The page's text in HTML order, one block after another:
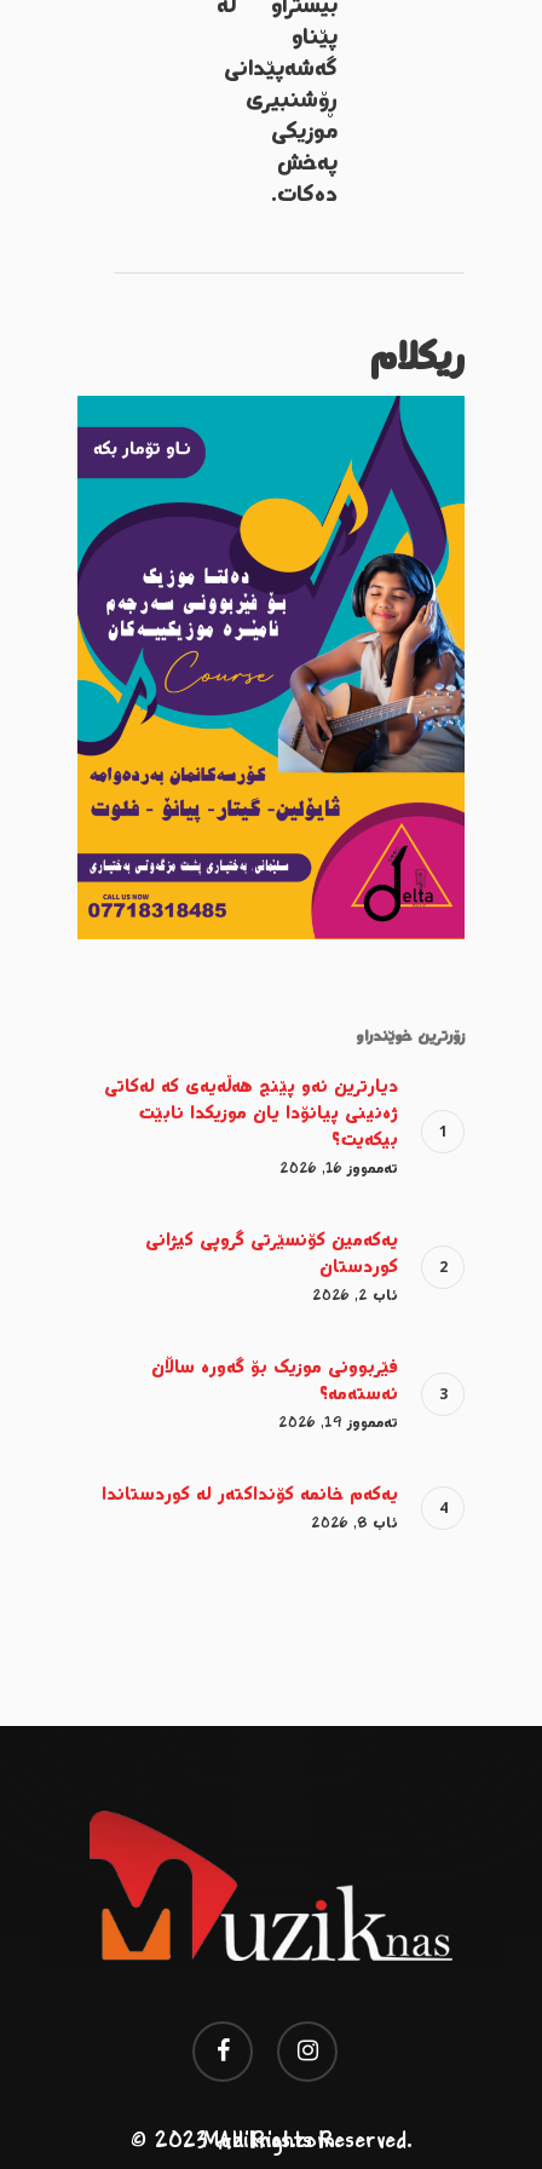
پێناو
گەشەپێدانی
ڕۆشنبیری
موزیکی
پەخش
دەکات.
ریکلام
زۆرترین خوێندراو
دیارترین ئەو پێنج هەڵەیەی کە لەکاتی
ژەنینی پیانۆدا یان موزیکدا نابێت
بیکەیت؟
تەممووز 16, 2026
یەکەمین کۆنسێرتی گروپی کیژانی
کوردستان
ئاب 2, 2026
فێربوونی موزیک بۆ گەورە ساڵان
ئەستەمە؟
تەممووز 19, 2026
یەکەم خانمە کۆنداکتەر لە کوردستاندا
ئاب 8, 2026
facebook instagram
© 2023 All Rights Reserved. Muziknas.com.